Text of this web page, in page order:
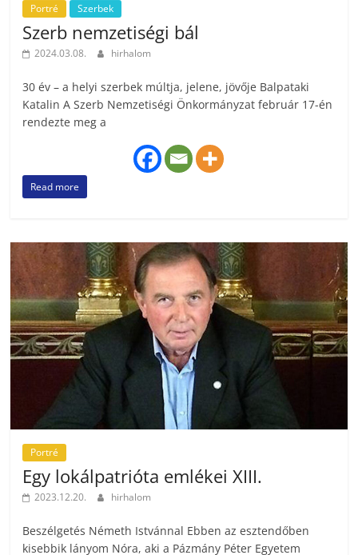
Portré Szerbek
Szerb nemzetiségi bál
2024.03.08. hirhalom
30 év – a helyi szerbek múltja, jelene, jövője Balpataki
Katalin A Szerb Nemzetiségi Önkormányzat február 17-én
rendezte meg a
Read more
Portré
Egy lokálpatrióta emlékei XIII.
2023.12.20. hirhalom
Beszélgetés Németh Istvánnal Ebben az esztendőben
kisebbik lányom Nóra, aki a Pázmány Péter Egyetem